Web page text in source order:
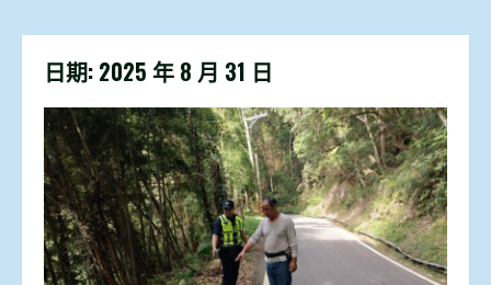
日期: 2025 年 8 月 31 日